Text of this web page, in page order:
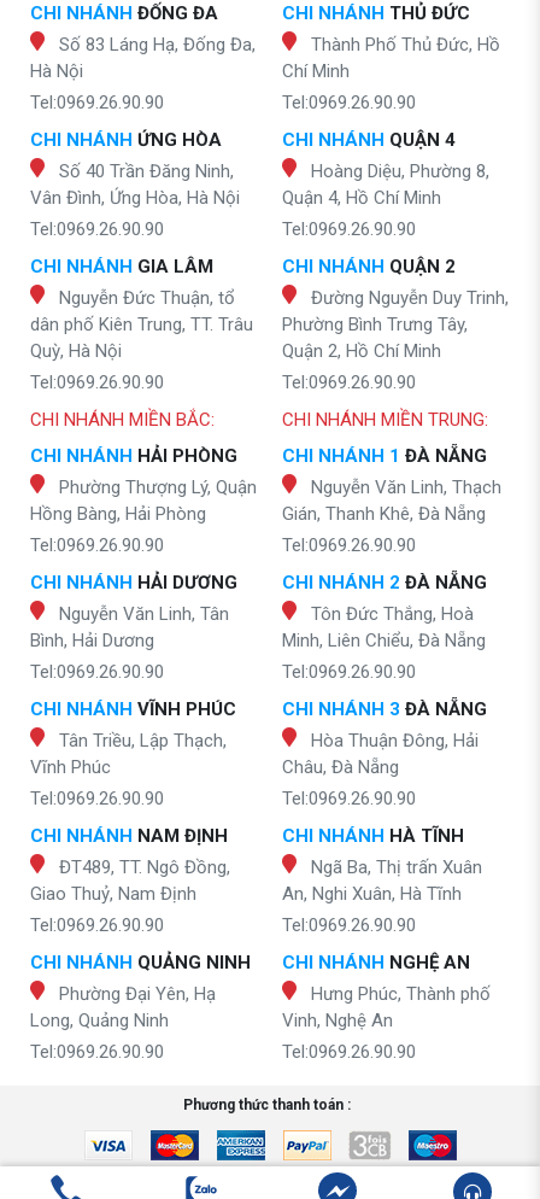
CHI NHÁNH ĐỐNG ĐA
Số 83 Láng Hạ, Đống Đa,
Hà Nội
Tel:0969.26.90.90
CHI NHÁNH ỨNG HÒA
Số 40 Trần Đăng Ninh,
Vân Đình, Ứng Hòa, Hà Nội
Tel:0969.26.90.90
CHI NHÁNH GIA LÂM
Nguyễn Đức Thuận, tổ
dân phố Kiên Trung, TT. Trâu
Quỳ, Hà Nội
Tel:0969.26.90.90
CHI NHÁNH THỦ ĐỨC
Thành Phố Thủ Đức, Hồ
Chí Minh
Tel:0969.26.90.90
CHI NHÁNH QUẬN 4
Hoàng Diệu, Phường 8,
Quận 4, Hồ Chí Minh
Tel:0969.26.90.90
CHI NHÁNH QUẬN 2
Đường Nguyễn Duy Trinh,
Phường Bình Trưng Tây,
Quận 2, Hồ Chí Minh
Tel:0969.26.90.90
CHI NHÁNH MIỀN BẮC:
CHI NHÁNH HẢI PHÒNG
Phường Thượng Lý, Quận
Hồng Bàng, Hải Phòng
Tel:0969.26.90.90
CHI NHÁNH HẢI DƯƠNG
Nguyễn Văn Linh, Tân
Bình, Hải Dương
Tel:0969.26.90.90
CHI NHÁNH VĨNH PHÚC
Tân Triều, Lập Thạch,
Vĩnh Phúc
Tel:0969.26.90.90
CHI NHÁNH NAM ĐỊNH
ĐT489, TT. Ngô Đồng,
Giao Thuỷ, Nam Định
Tel:0969.26.90.90
CHI NHÁNH QUẢNG NINH
Phường Đại Yên, Hạ
Long, Quảng Ninh
Tel:0969.26.90.90
CHI NHÁNH MIỀN TRUNG:
CHI NHÁNH 1 ĐÀ NẴNG
Nguyễn Văn Linh, Thạch
Gián, Thanh Khê, Đà Nẵng
Tel:0969.26.90.90
CHI NHÁNH 2 ĐÀ NẴNG
Tôn Đức Thắng, Hoà
Minh, Liên Chiểu, Đà Nẵng
Tel:0969.26.90.90
CHI NHÁNH 3 ĐÀ NẴNG
Hòa Thuận Đông, Hải
Châu, Đà Nẵng
Tel:0969.26.90.90
CHI NHÁNH HÀ TĨNH
Ngã Ba, Thị trấn Xuân
An, Nghi Xuân, Hà Tĩnh
Tel:0969.26.90.90
CHI NHÁNH NGHỆ AN
Hưng Phúc, Thành phố
Vinh, Nghệ An
Tel:0969.26.90.90
Phương thức thanh toán :